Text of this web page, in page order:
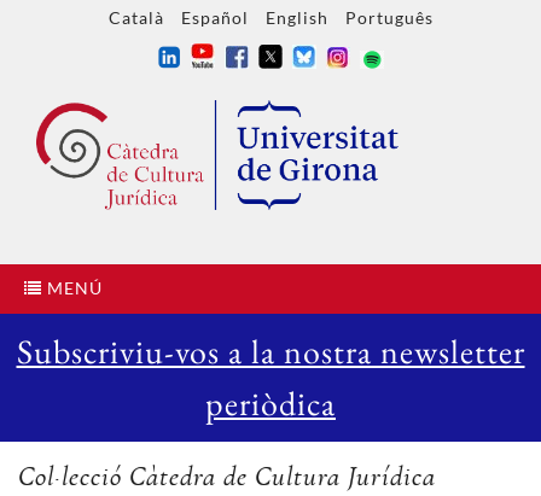
Català Español English Português
MENÚ
Subscriviu-vos a la nostra newsletter
periòdica
Col·lecció Càtedra de Cultura Jurídica